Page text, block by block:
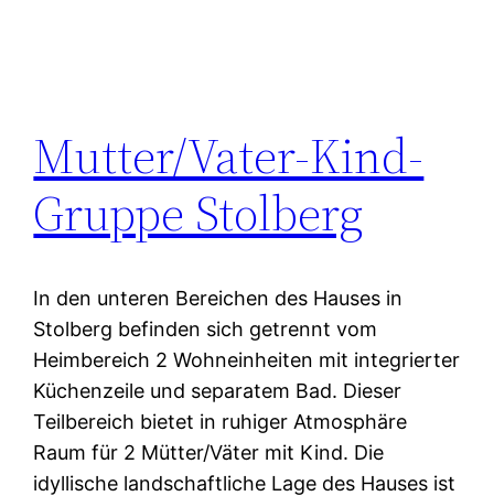
Mutter/Vater-Kind-
Gruppe Stolberg
In den unteren Bereichen des Hauses in
Stolberg befinden sich getrennt vom
Heimbereich 2 Wohneinheiten mit integrierter
Küchenzeile und separatem Bad. Dieser
Teilbereich bietet in ruhiger Atmosphäre
Raum für 2 Mütter/Väter mit Kind. Die
idyllische landschaftliche Lage des Hauses ist